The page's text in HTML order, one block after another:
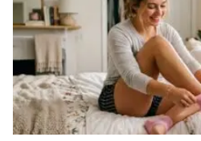
del Grupo, D. B. G. M., Álvarez,
Luna, P. P. G., Peris, P. G., ... &
científicas de una alimentación
Navarra,50(4), 7-14.
https://www.researchgate.net/
cientificas-de-una-